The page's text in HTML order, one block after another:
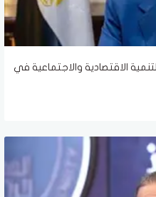
الاقتصادية والاجتماعية في